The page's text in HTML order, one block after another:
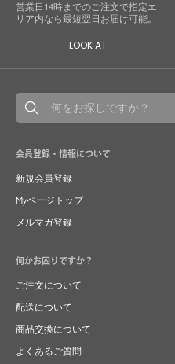
営業日14時までのご注文で指定エ
リア内なら最短翌日お届け可能。
LOOK AT
会員登録・情報について
新規会員登録
Myページトップ
メルマガ登録
何かお困りですか？
ご注文について
配送について
商品交換について
よくあるご質問